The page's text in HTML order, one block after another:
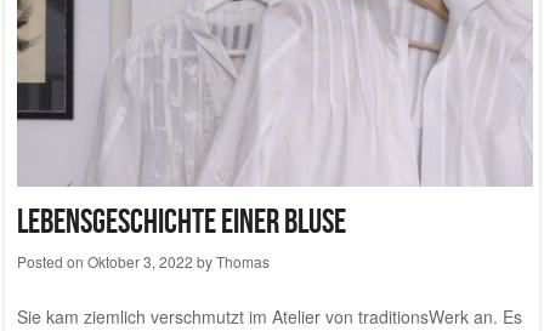
Lebensgeschichte einer Bluse
Posted on Oktober 3, 2022 byThomas
Sie kam ziemlich verschmutzt im Atelier von traditionsWerk an. Es